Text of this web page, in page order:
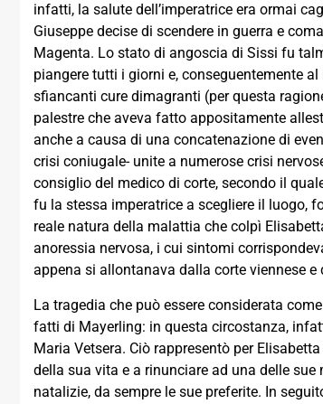
infatti, la salute dell’imperatrice era ormai
Giuseppe decise di scendere in guerra e
Magenta. Lo stato di angoscia di Sissi fu
piangere tutti i giorni e, conseguentemente
sfiancanti cure dimagranti (per questa
palestre che aveva fatto appositamente
anche a causa di una concatenazione di
crisi coniugale- unite a numerose crisi
consiglio del medico di corte, secondo il
fu la stessa imperatrice a scegliere il luogo,
reale natura della malattia che colpì
anoressia nervosa, i cui sintomi
appena si allontanava dalla corte viennese
La tragedia che può essere considerata
fatti di Mayerling: in questa circostanza,
Maria Vetsera. Ciò rappresentò per
della sua vita e a rinunciare ad una delle
natalizie, da sempre le sue preferite. In